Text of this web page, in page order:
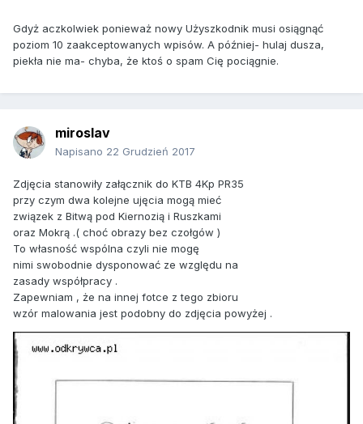
Gdyż aczkolwiek ponieważ nowy Użyszkodnik musi osiągnąć
poziom 10 zaakceptowanych wpisów. A później- hulaj dusza,
piekła nie ma- chyba, że ktoś o spam Cię pociągnie.
miroslav
Napisano 22 Grudzień 2017
Zdjęcia stanowiły załącznik do KTB 4Kp PR35
przy czym dwa kolejne ujęcia mogą mieć
związek z Bitwą pod Kiernozią i Ruszkami
oraz Mokrą .( choć obrazy bez czołgów )
To własność wspólna czyli nie mogę
nimi swobodnie dysponować ze względu na
zasady współpracy .
Zapewniam , że na innej fotce z tego zbioru
wzór malowania jest podobny do zdjęcia powyżej .